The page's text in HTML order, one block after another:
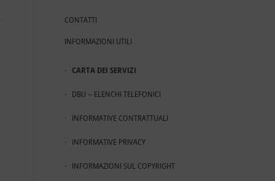
CONTATTI
INFORMAZIONI UTILI
CARTA DEI SERVIZI
DBU – ELENCHI TELEFONICI
INFORMATIVE CONTRATTUALI
INFORMATIVE PRIVACY
INFORMAZIONI SUL COPYRIGHT